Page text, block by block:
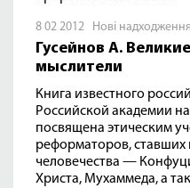
8 02 2012 Нові надходження
Гусейнов А.
мыслители
Книга известного
Российской академии
посвящена этическим
реформаторов,
человечества —
Христа, Мухаммеда, а